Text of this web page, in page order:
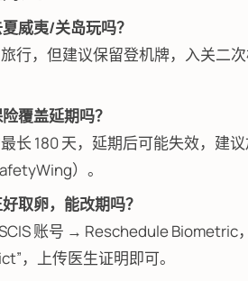
威夷/关岛玩吗？
行，但建议保留登机牌，入关二
覆盖延期吗？
长 180 天，延期后可能失效，建
）。
取卵，能改期吗？
账号 → Reschedule Biometric
，上传医生证明即可。